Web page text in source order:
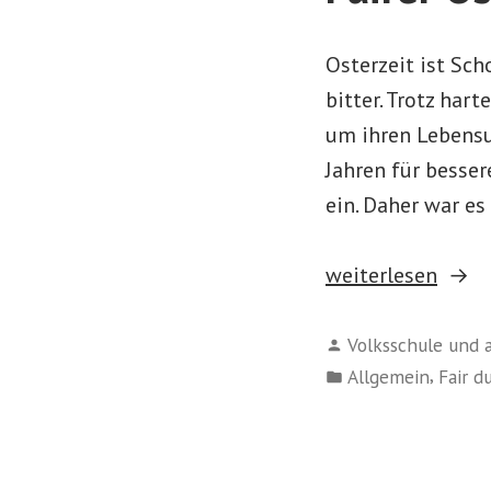
Osterzeit ist
bitter. Trotz
um ihren
Jahren für
ein. Daher war
„Fairer
weiterlesen
Verfasst
von
Volksschule und
Veröffentlicht
Allgemein, Fair